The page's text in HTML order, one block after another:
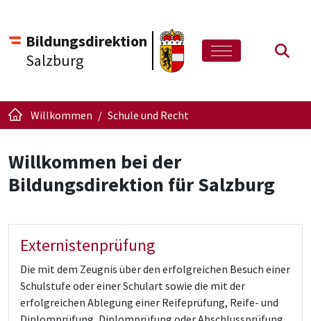
Bildungsdirektion
Salzburg
Willkommen Schule und Recht
Willkommen bei der
Bildungsdirektion für Salzburg
Externistenprüfung
Die mit dem Zeugnis über den erfolgreichen Besuch einer
Schulstufe oder einer Schulart sowie die mit der
erfolgreichen Ablegung einer Reifeprüfung, Reife- und